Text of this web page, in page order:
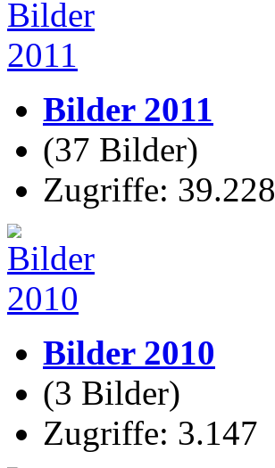
Bilder 2011
(37 Bilder)
Zugriffe: 39.228
Bilder 2010
(3 Bilder)
Zugriffe: 3.147